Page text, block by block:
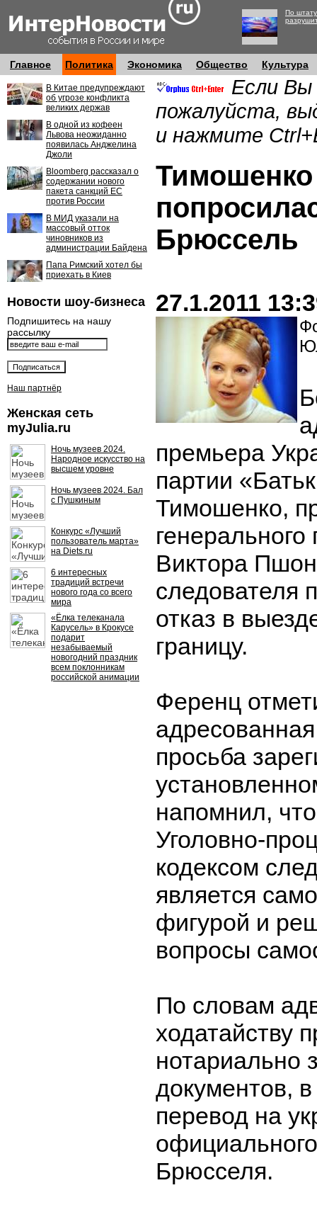
По
Главное Политика Экономика Общество Культура
В Китае предупреждают
об угрозе конфликта
великих держав
В одной из кофеен
Львова неожиданно
появилась Анджелина
Джоли
Bloomberg рассказал о
содержании нового
пакета санкций ЕС
против России
В МИД указали на
массовый отток
чиновников из
администрации Байдена
Папа Римский хотел бы
приехать в Киев
Новости шоу-бизнеса
Подпишитесь на нашу
рассылку
Наш партнёр
Женская сеть
myJulia.ru
Ночь музеев 2024.
Народное искусство на
высшем уровне
Ночь музеев 2024. Бал
с Пушкиным
Конкурс «Лучший
пользователь марта»
на Diets.ru
6 интересных
традиций встречи
нового года со всего
мира
«Ёлка телеканала
Карусель» в Крокусе
подарит
незабываемый
новогодний праздник
всем поклонникам
российской анимации
Если Вы
пожалуйста,
и нажмите
Брюссель
27.1.2011
премьера
партии
Тимошенко,
генерального
Виктора
следователя
отказ в
границу.
Ференц
просьба
напомнил,
Уголовно-
кодексом
является
фигурой и
вопросы
По словам
ходатайству
нотариально
документов,
перевод на
Брюсселя.